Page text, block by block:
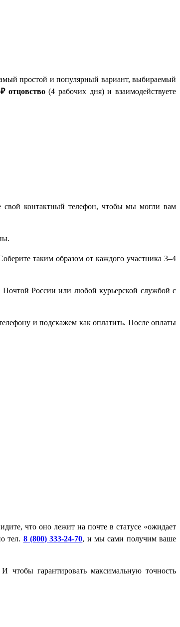
простой и популярный вариант, выбираемый
отцовство(4 рабочих дня) и взаимодействуете
свой контактный телефон, чтобы мы могли вам
таким образом от каждого участника 3–4
Почтой России или любой курьерской службой с
и подскажем как оплатить. После оплаты
что оно лежит на почте в статусе «ожидает
тел. 8 (800) 333-24-70, и мы сами получим ваше
чтобы гарантировать максимальную точность